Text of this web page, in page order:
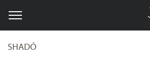
SHADÓ